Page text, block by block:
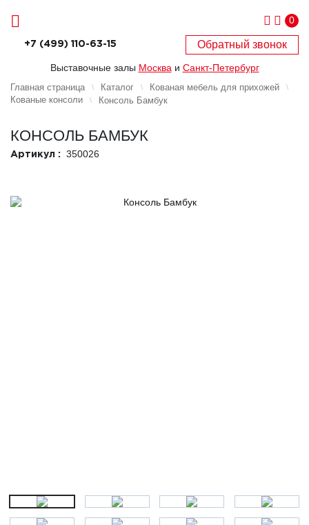
0
+7 (499) 110-63-15 Обратный звонок
Выставочные залы Москва и Санкт-Петербург
Главная страница Каталог
Кованая мебель для прихожей
Кованые консоли
Консоль Бамбук
КОНСОЛЬ БАМБУК
Артикул : 350026